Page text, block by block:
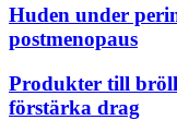
Huden under
postmenopaus
Produkter till
förstärka drag